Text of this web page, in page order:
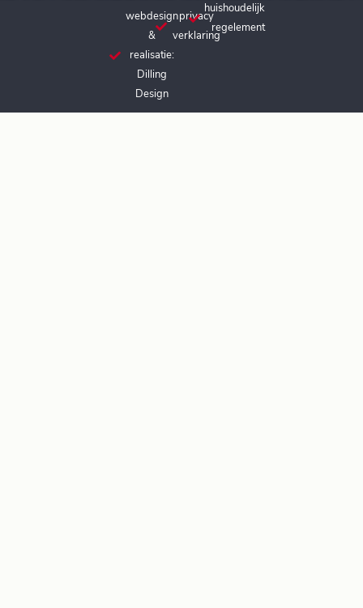
webdesign
&
realisatie:
Dilling
Design
privacy
verklaring
huishoudelijk
regelement